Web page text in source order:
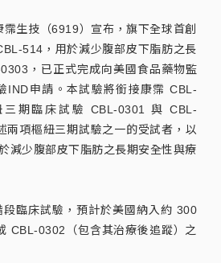
霈生技（6919）宣布，旗下全球首創
514，用於減少腹部皮下脂肪之長
，已正式完成向美國食品藥物監
IND申請。本試驗將銜接康霈 CBL-
期臨床試驗 CBL-0301 與 CBL-
兩項樞紐三期試驗之一的受試者，以
減少腹部皮下脂肪之長期安全性與療
臨床試驗，預計於美國納入約 300
CBL-0302（包含其治療後追蹤）之